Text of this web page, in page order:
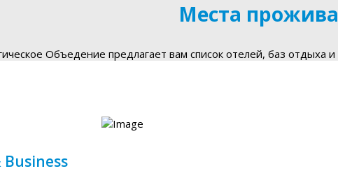
Места
Объедение предлагает вам список отелей, баз отдыха